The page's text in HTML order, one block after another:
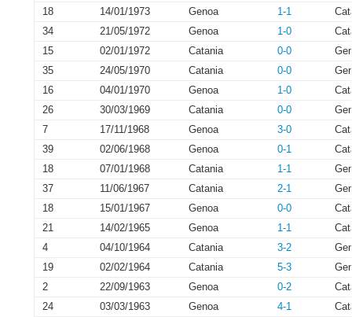
18
14/01/1973 Genoa 1-1
34
21/05/1972 Genoa 1-0
15
02/01/1972 Catania 0-0
35
24/05/1970 Catania 0-0
16
04/01/1970 Genoa 1-0
26
30/03/1969 Catania 0-0
7
17/11/1968 Genoa 3-0
39
02/06/1968 Genoa 0-1
18
07/01/1968 Catania 1-1
37
11/06/1967 Catania 2-1
18
15/01/1967 Genoa 0-0
21
14/02/1965 Genoa 1-1
4
04/10/1964 Catania 3-2
19
02/02/1964 Catania 5-3
2
22/09/1963 Genoa 0-2
24
03/03/1963 Genoa 4-1